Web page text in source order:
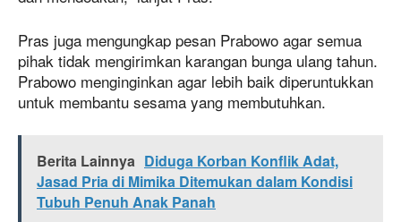
Pras juga mengungkap pesan Prabowo agar semua
pihak tidak mengirimkan karangan bunga ulang tahun.
Prabowo menginginkan agar lebih baik diperuntukkan
untuk membantu sesama yang membutuhkan.
Berita Lainnya Diduga Korban Konflik Adat,
Jasad Pria di Mimika Ditemukan dalam Kondisi
Tubuh Penuh Anak Panah